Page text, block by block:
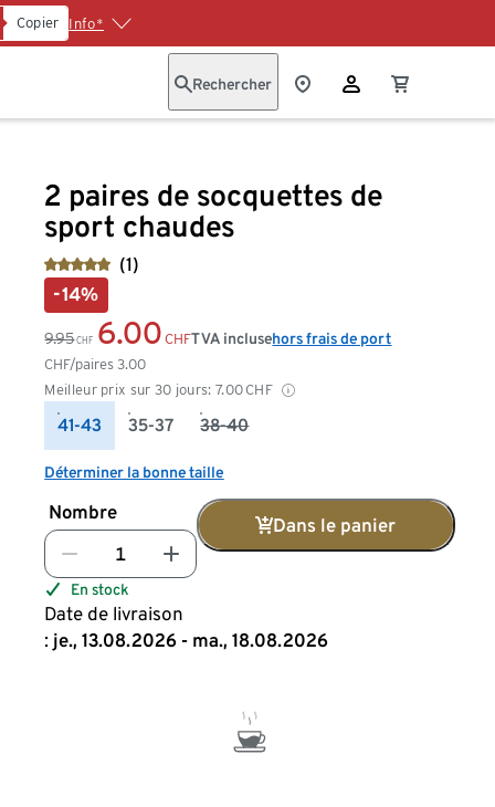
Copier Info*
Rechercher
2 paires de socquettes de
sport chaudes
(1)
-14%
9.95 CHF 6.00 CHF
CHF/paires3.00
Meilleur prix sur 30 jours: 7.00CHF
TVA inclusehors frais de port
41-43 35-37 38-40
Déterminer la bonne taille
Nombre
Dans le panier
En stock
Date de livraison
: je., 13.08.2026 - ma., 18.08.2026